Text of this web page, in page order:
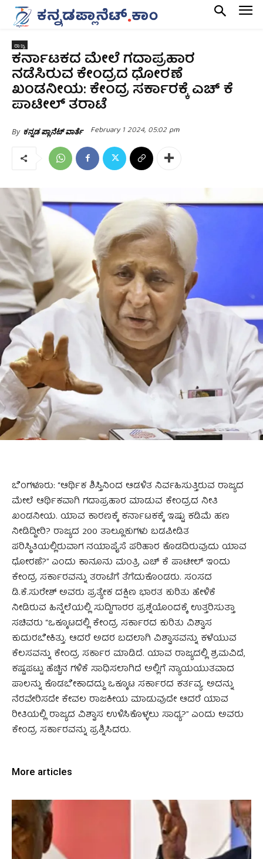
ರಾಜ್ಯ
ಕರ್ನಾಟಕದ ಮೇಲೆ ಗದಾಪ್ರಹಾರ
ನಡೆಸಿರುವ ಕೇಂದ್ರದ ಧೋರಣೆ
ಖಂಡನೀಯ: ಕೇಂದ್ರ ಸರ್ಕಾರಕ್ಕೆ ಎಚ್ ಕೆ
ಪಾಟೀಲ್ ತರಾಟೆ
By ಕನ್ನಡ ಪ್ಲಾನೆಟ್ ವಾರ್ತೆ February 1 2024, 05:02 pm
ಬೆಂಗಳೂರು: “ಆರ್ಥಿಕ ಶಿಸ್ತಿನಿಂದ ಆಡಳಿತ ನಿರ್ವಹಿಸುತ್ತಿರುವ ರಾಜ್ಯದ
ಮೇಲೆ ಆರ್ಥಿಕವಾಗಿ ಗದಾಪ್ರಹಾರ ಮಾಡುವ ಕೇಂದ್ರದ ನೀತಿ
ಖಂಡನೀಯ. ಯಾವ ಕಾರಣಕ್ಕೆ ಕರ್ನಾಟಕಕ್ಕೆ ಇಷ್ಟು ಕಡಿಮೆ ಹಣ
ನೀಡಿದ್ದೀರಿ? ರಾಜ್ಯದ 200 ತಾಲ್ಲೂಕುಗಳು ಬಡಪೀಡಿತ
ಪರಿಸ್ಥಿತಿಯಲ್ಲಿರುವಾಗ ನಯಾಪೈಸೆ ಪರಿಹಾರ ಕೊಡದಿರುವುದು ಯಾವ
ಧೋರಣೆ?” ಎಂದು ಕಾನೂನು ಮಂತ್ರಿ ಎಚ್ ಕೆ ಪಾಟೀಲ್ ಇಂದು
ಕೇಂದ್ರ ಸರ್ಕಾರವನ್ನು ತರಾಟೆಗೆ ತೆಗೆದುಕೊಂಡರು. ಸಂಸದ
ಡಿ.ಕೆ.ಸುರೇಶ್ ಅವರು ಪ್ರತ್ಯೇಕ ದಕ್ಷಿಣ ಭಾರತ ಕುರಿತು ಹೇಳಿಕೆ
ನೀಡಿರುವ ಹಿನ್ನೆಲೆಯಲ್ಲಿ ಸುದ್ದಿಗಾರರ ಪ್ರಶ್ನೆಯೊಂದಕ್ಕೆ ಉತ್ತರಿಸುತ್ತಾ
ಸಚಿವರು “ಒಕ್ಕೂಟದಲ್ಲಿ ಕೇಂದ್ರ ಸರ್ಕಾರದ ಕುರಿತು ವಿಶ್ವಾಸ
ಕುದುರಬೇಕಿತ್ತು. ಆದರೆ ಅದರ ಬದಲಾಗಿ ವಿಶ್ವಾಸವನ್ನು ಕಳೆಯುವ
ಕೆಲಸವನ್ನು ಕೇಂದ್ರ ಸರ್ಕಾರ ಮಾಡಿದೆ. ಯಾವ ರಾಜ್ಯದಲ್ಲಿ ಶ್ರಮವಿದೆ,
ಕಷ್ಟಪಟ್ಟು ಹೆಚ್ಚಿನ ಗಳಿಕೆ ಸಾಧಿಸಲಾಗಿದೆ ಅಲ್ಲಿಗೆ ನ್ಯಾಯಯುತವಾದ
ಪಾಲನ್ನು ಕೊಡಬೇಕಾದದ್ದು ಒಕ್ಕೂಟ ಸರ್ಕಾರದ ಕರ್ತವ್ಯ. ಅದನ್ನು
ನೆರವೇರಿಸದೇ ಕೇವಲ ರಾಜಕೀಯ ಮಾಡುವುದೇ ಆದರೆ ಯಾವ
ರೀತಿಯಲ್ಲಿ ರಾಜ್ಯದ ವಿಶ್ವಾಸ ಉಳಿಸಿಕೊಳ್ಳಲು ಸಾಧ್ಯ?” ಎಂದು ಅವರು
ಕೇಂದ್ರ ಸರ್ಕಾರವನ್ನು ಪ್ರಶ್ನಿಸಿದರು.
More articles